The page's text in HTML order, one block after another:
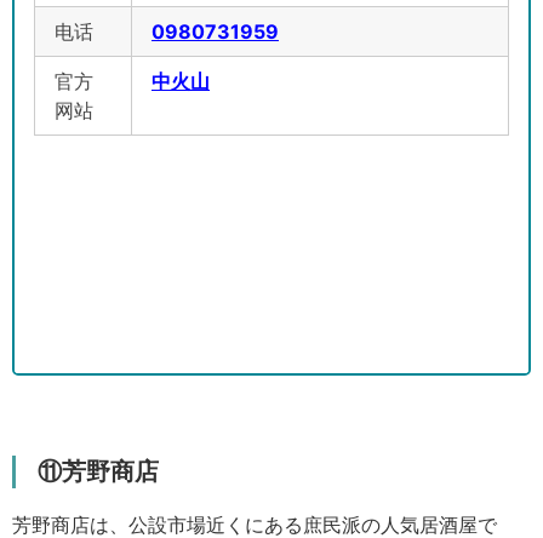
电话 0980731959
官方
网站
中火山
⑪芳野商店
芳野商店は、公設市場近くにある庶民派の人気居酒屋で